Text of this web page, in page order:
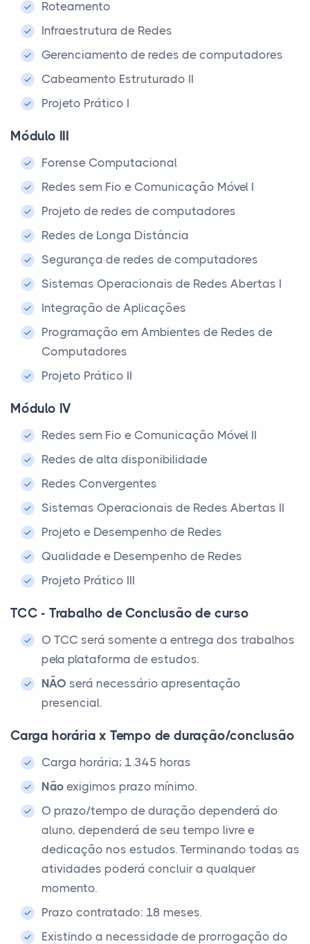
Roteamento
Infraestrutura de Redes
Gerenciamento de redes de computadores
Cabeamento Estruturado II
Projeto Prático I
Módulo III
Forense Computacional
Redes sem Fio e Comunicação Móvel I
Projeto de redes de computadores
Redes de Longa Distância
Segurança de redes de computadores
Sistemas Operacionais de Redes Abertas I
Integração de Aplicações
Programação em Ambientes de Redes de
Computadores
Projeto Prático II
Módulo IV
Redes sem Fio e Comunicação Móvel II
Redes de alta disponibilidade
Redes Convergentes
Sistemas Operacionais de Redes Abertas II
Projeto e Desempenho de Redes
Qualidade e Desempenho de Redes
Projeto Prático III
TCC - Trabalho de Conclusão de curso
O TCC será somente a entrega dos trabalhos
pela plataforma de estudos.
NÃO será necessário apresentação
presencial.
Carga horária x Tempo de duração/conclusão
Carga horária; 1.345 horas
Não exigimos prazo mínimo.
O prazo/tempo de duração dependerá do
aluno, dependerá de seu tempo livre e
dedicação nos estudos. Terminando todas as
atividades poderá concluir a qualquer
momento.
Prazo contratado: 18 meses.
Existindo a necessidade de prorrogação do